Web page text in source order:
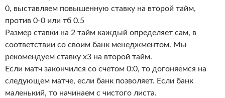
0, выставляем повышенную ставку на второй тайм,
против 0-0 или тб 0.5
Размер ставки на 2 тайм каждый определяет сам, в
соответствии со своим банк менеджментом. Мы
рекомендуем ставку х3 на второй тайм.
Если матч закончился со счетом 0:0, то догоняемся на
следующем матче, если банк позволяет. Если банк
маленький, то начинаем с чистого листа.